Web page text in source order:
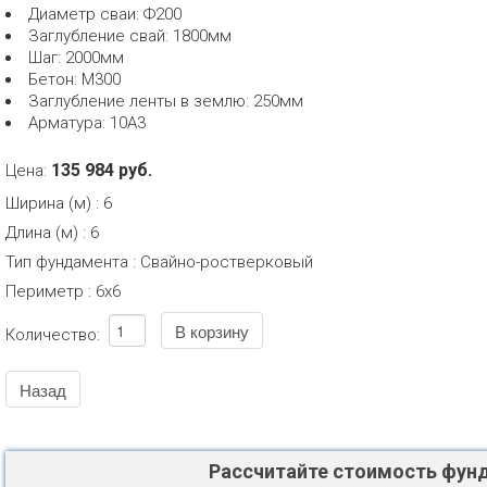
Диаметр сваи: Ф200
Заглубление свай: 1800мм
Шаг: 2000мм
Бетон: М300
Заглубление ленты в землю: 250мм
Арматура: 10А3
Цена: 135 984 руб.
Ширина (м) : 6
Длина (м) : 6
Тип фундамента : Свайно-ростверковый
Периметр : 6х6
Количество:
Рассчитайте стоимость